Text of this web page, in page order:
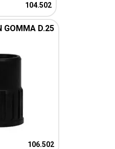
104.502
GOMMA D.25
106.502